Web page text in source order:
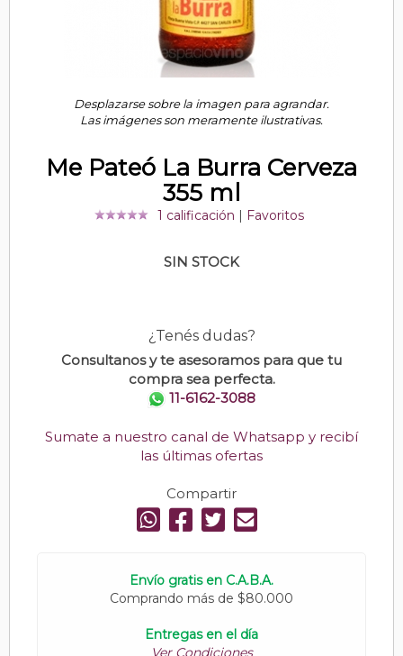
Desplazarse sobre la imagen para agrandar.
Las imágenes son meramente ilustrativas.
Me Pateó La Burra Cerveza
355 ml
1 calificación Favoritos
SIN STOCK
¿Tenés dudas?
Consultanos y te asesoramos para que tu
compra sea perfecta.
11-6162-3088
Sumate a nuestro canal de Whatsapp y recibí
las últimas ofertas
Compartir
Envío gratis en C.A.B.A.
Comprando más de $80.000
Entregas en el día
Ver Condiciones